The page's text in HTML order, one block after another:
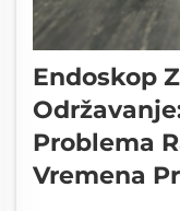
Endoskop
Problema
Vremena